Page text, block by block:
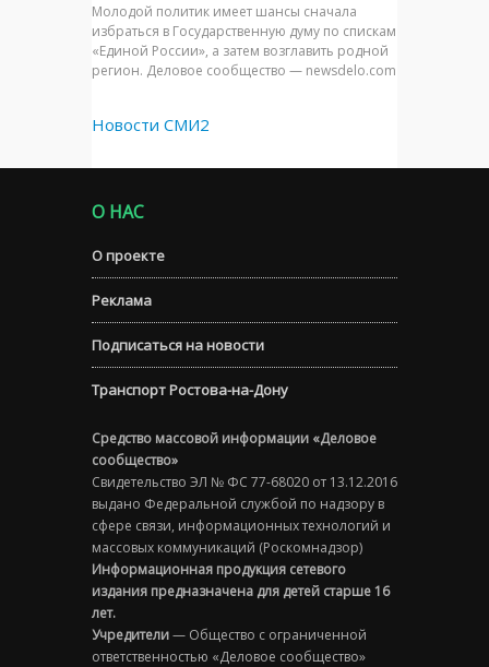
Молодой политик имеет шансы сначала
избраться в Государственную думу по спискам
«Единой России», а затем возглавить родной
регион. Деловое сообщество — newsdelo.com
Новости СМИ2
О НАС
О проекте
Реклама
Подписаться на новости
Транспорт Ростова-на-Дону
Средство массовой информации «Деловое
сообщество»
Свидетельство ЭЛ № ФС 77-68020 от 13.12.2016
выдано Федеральной службой по надзору в
сфере связи, информационных технологий и
массовых коммуникаций (Роскомнадзор)
Информационная продукция сетевого
издания предназначена для детей старше 16
лет.
Учредители— Общество с ограниченной
ответственностью «Деловое сообщество»